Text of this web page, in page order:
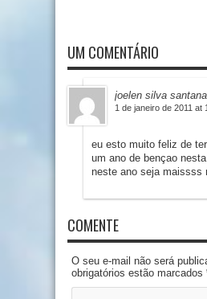
UM COMENTÁRIO
joelen silva
1 de janeiro de 2011 at
eu esto muito feliz de
um ano de bençao
neste ano seja maissss
COMENTE
O seu e-mail não será
obrigatórios estão marcados